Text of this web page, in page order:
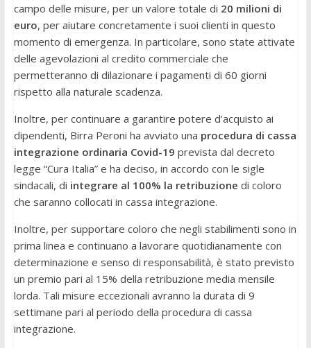
campo delle misure, per un valore totale di 20 milioni di
euro, per aiutare concretamente i suoi clienti in questo
momento di emergenza. In particolare, sono state attivate
delle agevolazioni al credito commerciale che
permetteranno di dilazionare i pagamenti di 60 giorni
rispetto alla naturale scadenza.
Inoltre, per continuare a garantire potere d’acquisto ai
dipendenti, Birra Peroni ha avviato una procedura di cassa
integrazione ordinaria Covid-19 prevista dal decreto
legge “Cura Italia” e ha deciso, in accordo con le sigle
sindacali, di integrare al 100% la retribuzione di coloro
che saranno collocati in cassa integrazione.
Inoltre, per supportare coloro che negli stabilimenti sono in
prima linea e continuano a lavorare quotidianamente con
determinazione e senso di responsabilità, è stato previsto
un premio pari al 15% della retribuzione media mensile
lorda. Tali misure eccezionali avranno la durata di 9
settimane pari al periodo della procedura di cassa
integrazione.